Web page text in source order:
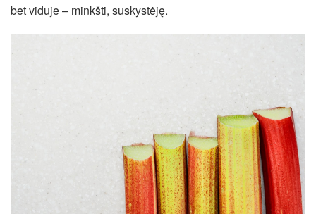
bet viduje – minkšti, suskystėję.